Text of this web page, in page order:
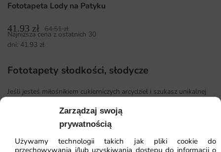
Zarządzaj swoją
prywatnością
Używamy technologii takich jak pliki cookie do
przechowywania i/lub uzyskiwania dostępu do informacji o
Fototapeta Lody na Patyku
41.93 zł 64.51zł
Najniższa cena z ostatnich 30
dni: 41.93 zł
Fototapety słodkości, słodycze
Jeśli jesteś miłośnikiem cukierniczych arcydzieł i szukasz unikalnej
słodkości, słodycze"jest stworzona właśnie dla Ciebie. Te
niesamowite fototapety wprowadzą do Twojego wnętrza